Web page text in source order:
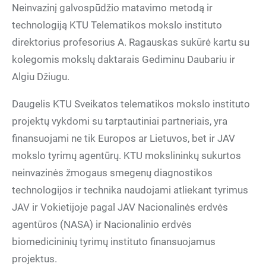
Neinvazinį galvospūdžio matavimo metodą ir
technologiją KTU Telematikos mokslo instituto
direktorius profesorius A. Ragauskas sukūrė kartu su
kolegomis mokslų daktarais Gediminu Daubariu ir
Algiu Džiugu.
Daugelis KTU Sveikatos telematikos mokslo instituto
projektų vykdomi su tarptautiniai partneriais, yra
finansuojami ne tik Europos ar Lietuvos, bet ir JAV
mokslo tyrimų agentūrų. KTU mokslininkų sukurtos
neinvazinės žmogaus smegenų diagnostikos
technologijos ir technika naudojami atliekant tyrimus
JAV ir Vokietijoje pagal JAV Nacionalinės erdvės
agentūros (NASA) ir Nacionalinio erdvės
biomedicininių tyrimų instituto finansuojamus
projektus.